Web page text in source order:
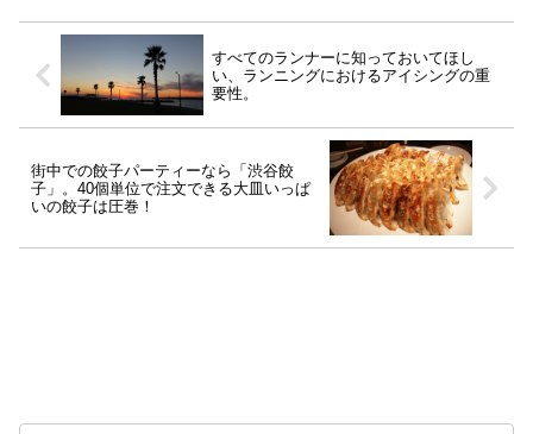
すべてのランナーに知っておいてほし
い、ランニングにおけるアイシングの重
要性。
街中での餃子パーティーなら「渋谷餃
子」。40個単位で注文できる大皿いっぱ
いの餃子は圧巻！